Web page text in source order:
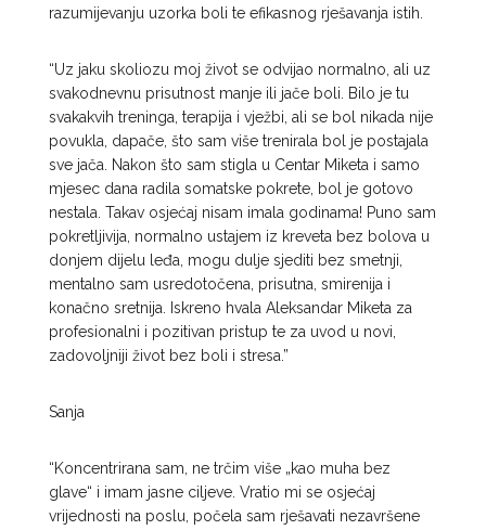
razumijevanju uzorka boli te efikasnog rješavanja istih.
“Uz jaku skoliozu moj život se odvijao normalno, ali uz
svakodnevnu prisutnost manje ili jače boli. Bilo je tu
svakakvih treninga, terapija i vježbi, ali se bol nikada nije
povukla, dapače, što sam više trenirala bol je postajala
sve jača. Nakon što sam stigla u Centar Miketa i samo
mjesec dana radila somatske pokrete, bol je gotovo
nestala. Takav osjećaj nisam imala godinama! Puno sam
pokretljivija, normalno ustajem iz kreveta bez bolova u
donjem dijelu leđa, mogu dulje sjediti bez smetnji,
mentalno sam usredotočena, prisutna, smirenija i
konačno sretnija. Iskreno hvala Aleksandar Miketa za
profesionalni i pozitivan pristup te za uvod u novi,
zadovoljniji život bez boli i stresa.”
Sanja
“Koncentrirana sam, ne trčim više „kao muha bez
glave“ i imam jasne ciljeve. Vratio mi se osjećaj
vrijednosti na poslu, počela sam rješavati nezavršene